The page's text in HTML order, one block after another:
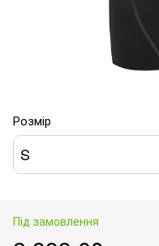
Розмір
S
Під замовлення